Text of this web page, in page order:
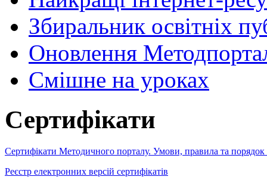
Збиральник освітніх
Оновлення
Cмішне на уроках
Сертифікати
Сертифікати Методичного порталу. Умови, правила та порядок
Реєстр електронних версій сертифікатів